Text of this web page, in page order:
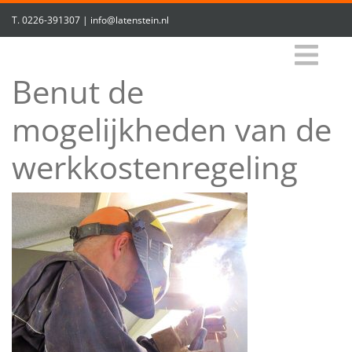
T.0226-391307 | info@latenstein.nl
Benut de
mogelijkheden van de
werkkostenregeling